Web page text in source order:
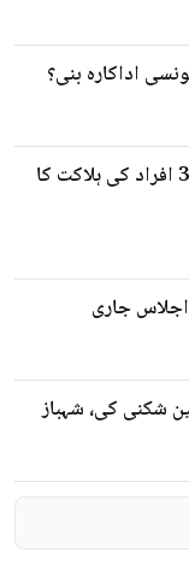
اداکارہ بنی؟
یوکرین: ماریوپول تھیٹر پر روسی بمباری، 300 افراد کی ہلاکت کا
جاری
شکنی کی، شہباز